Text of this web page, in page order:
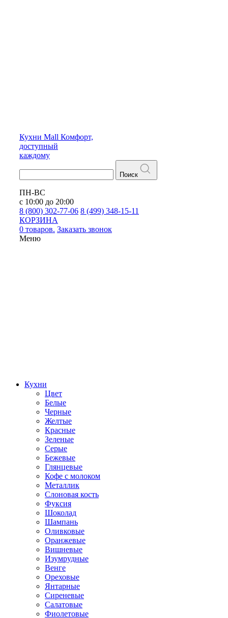
Кухни Mall Комфорт,
доступный
каждому
Поиск
ПН-ВС
с 10:00 до 20:00
8 (800) 302-77-06 8 (499) 348-15-11
КОРЗИНА
0 товаров. Заказать звонок
Меню
Кухни
Цвет
Белые
Черные
Желтые
Красные
Зеленые
Серые
Бежевые
Глянцевые
Кофе с молоком
Металлик
Слоновая кость
Фуксия
Шоколад
Шампань
Оливковые
Оранжевые
Вишневые
Изумрудные
Венге
Ореховые
Янтарные
Сиреневые
Салатовые
Фиолетовые